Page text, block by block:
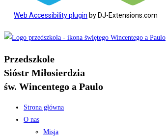
Web Accessibility plugin by DJ-Extensions.com
Koniec
Przedszkole
Sióstr Miłosierdzia
św. Wincentego a Paulo
Strona główna
O nas
Misja